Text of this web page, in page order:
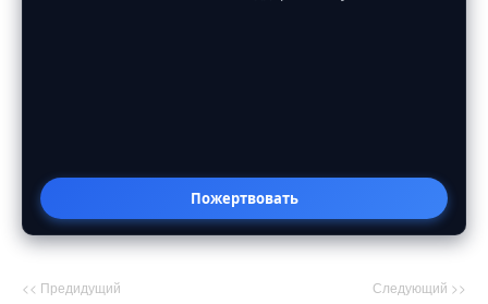
Пожертвовать
<< Предидущий Следующий >>